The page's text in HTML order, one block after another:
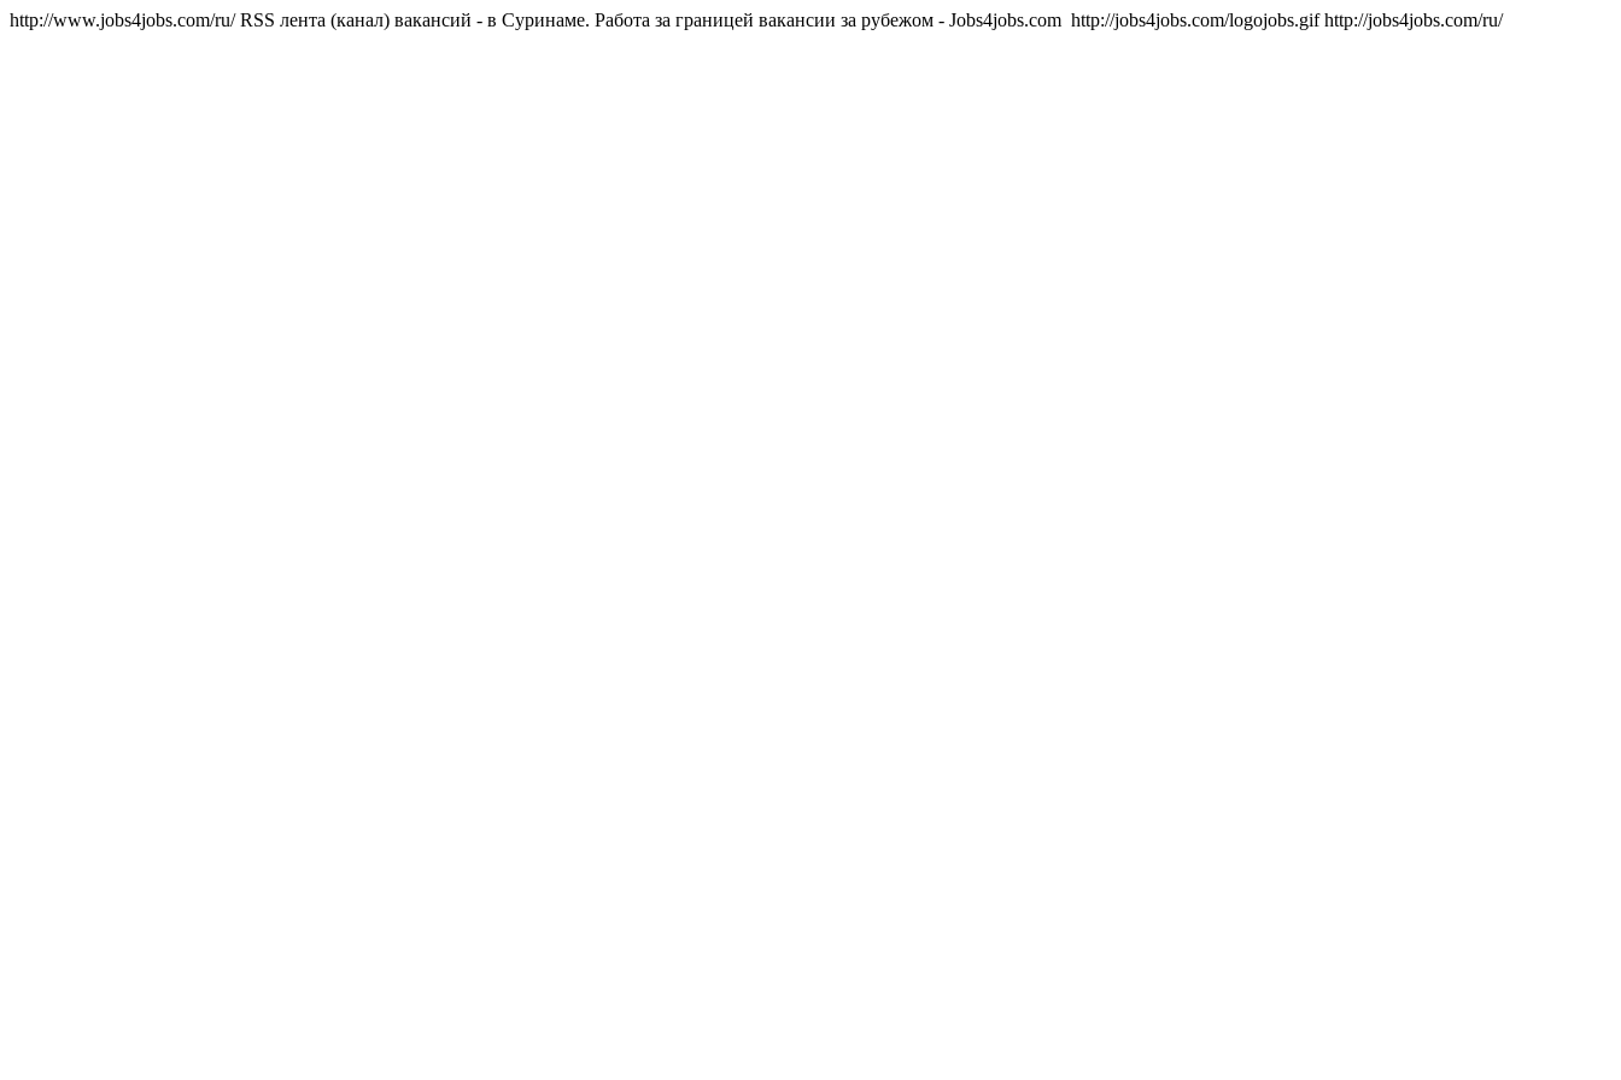
http://www.jobs4jobs.com/ru/RSS лента (канал) вакансий - в Суринаме. Работа за границей вакансии за рубежом - Jobs4jobs.com http://jobs4jobs.com/logojobs.gif http://jobs4jobs.com/ru/